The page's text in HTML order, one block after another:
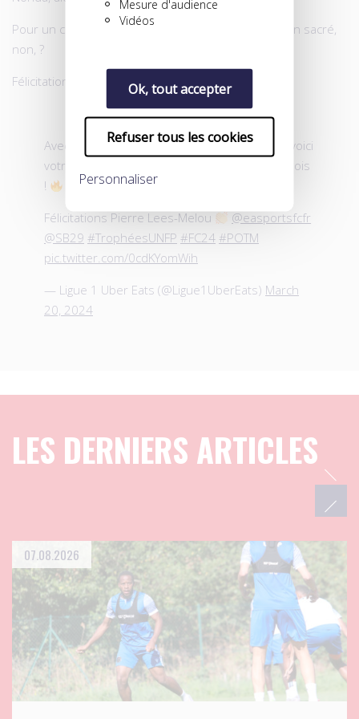
Mesure d'audience
Vidéos
Ok, tout accepter
Refuser tous les cookies
Personnaliser
Pour un coup de tonnerre, Pierre, c’en est même un sacré,
non, ?
Félicitations Pierre !
Avec un mois de février de très haut niveau, voici
votre lauréat trophée
du joueur du mois
!
Félicitations Pierre Lees-Melou
@easportsfcfr
@SB29 #TrophéesUNFP #FC24 #POTM
pic.twitter.com/0cdKYomWih
— Ligue 1 Uber Eats (@Ligue1UberEats) March
20, 2024
LES DERNIERS ARTICLES
07.08.2026